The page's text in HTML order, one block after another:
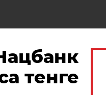
тенге